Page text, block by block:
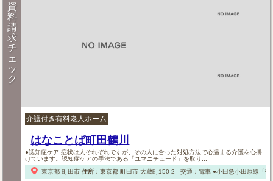
資
料
請
求
チ
ェ
ッ
ク
介護付き有料老人ホーム
はなことば町田鶴川
●認知症ケア 症状は人それぞれですが、その人に合った対処方法で心温まる介護を心掛
けています。認知症ケアの手法である「ユマニチュード」を取り...
東京都 町田市 住所： 東京都 町田市大蔵町150-2 交通：電車●小田急小田原線「鶴